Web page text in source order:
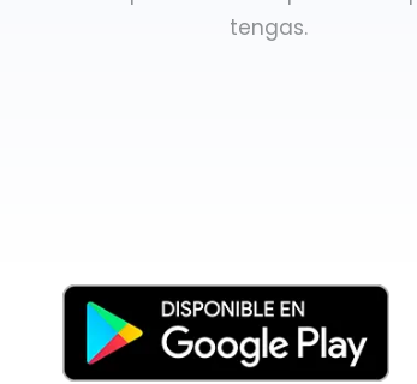
tengas.